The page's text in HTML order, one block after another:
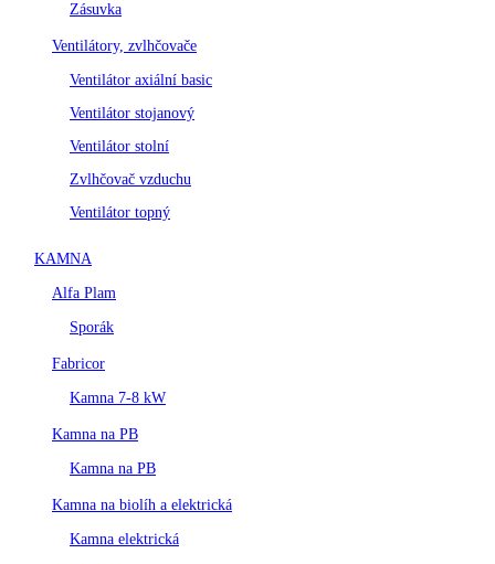
Zásuvka
Ventilátory, zvlhčovače
Ventilátor axiální basic
Ventilátor stojanový
Ventilátor stolní
Zvlhčovač vzduchu
Ventilátor topný
KAMNA
Alfa Plam
Sporák
Fabricor
Kamna 7-8 kW
Kamna na PB
Kamna na PB
Kamna na biolíh a elektrická
Kamna elektrická